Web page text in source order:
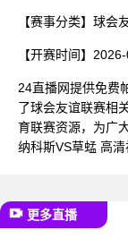
【赛事分类】 球会
【开赛时间】
24直播网提供免费
了球会友谊联赛相
育联赛资源，为广
纳科斯VS草蜢 高清
更多直播